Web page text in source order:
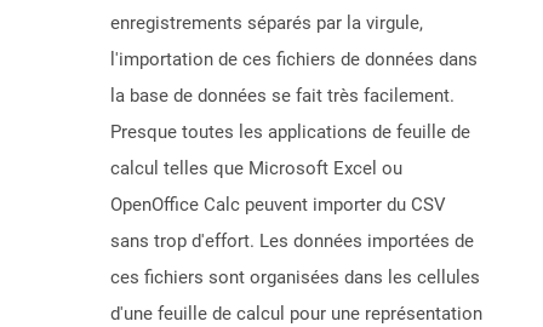
enregistrements séparés par la virgule,
l'importation de ces fichiers de données dans
la base de données se fait très facilement.
Presque toutes les applications de feuille de
calcul telles que Microsoft Excel ou
OpenOffice Calc peuvent importer du CSV
sans trop d'effort. Les données importées de
ces fichiers sont organisées dans les cellules
d'une feuille de calcul pour une représentation